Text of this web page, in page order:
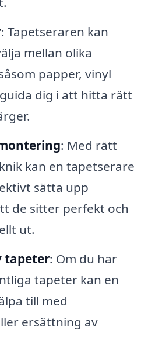
: Tapetseraren kan
mellan olika
papper, vinyl
dig i att hitta rätt
: Med rätt
kan en tapetserare
sätta upp
de sitter perfekt och
ut.
tapeter: Om du har
tapeter kan en
till med
ersättning av